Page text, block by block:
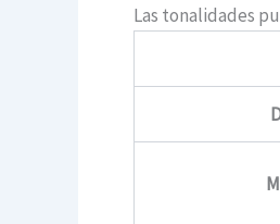
Las tonalidades